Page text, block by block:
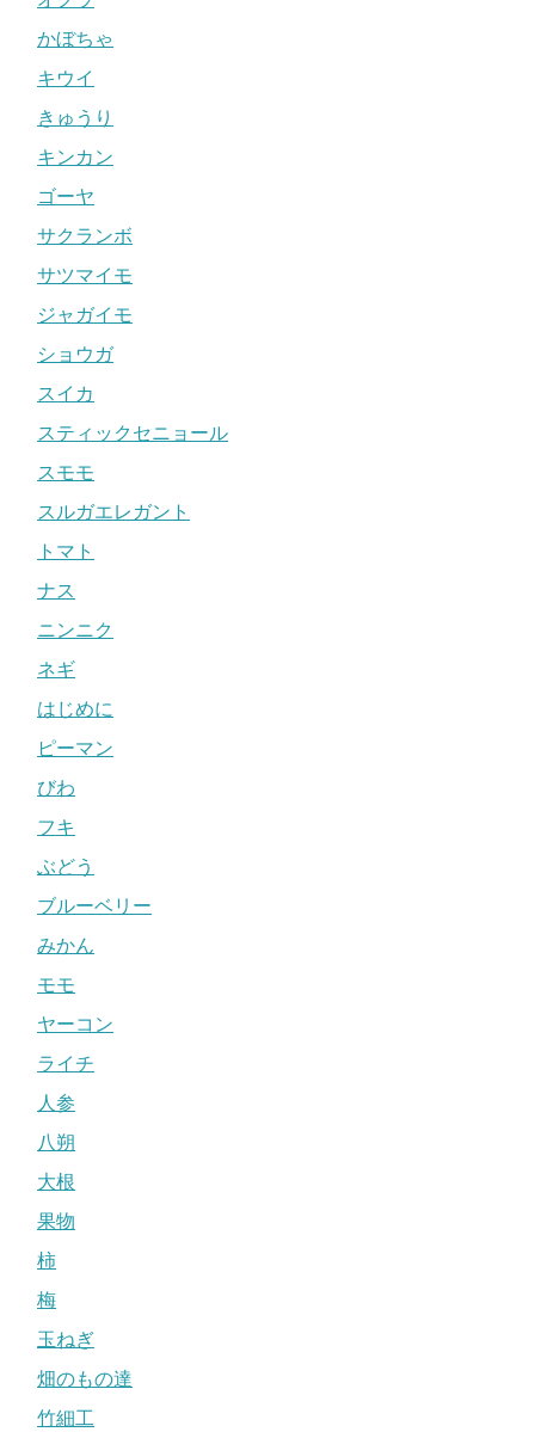
かぼちゃ
キウイ
きゅうり
キンカン
ゴーヤ
サクランボ
サツマイモ
ジャガイモ
ショウガ
スイカ
スティックセニョール
スモモ
スルガエレガント
トマト
ナス
ニンニク
ネギ
はじめに
ピーマン
びわ
フキ
ぶどう
ブルーベリー
みかん
モモ
ヤーコン
ライチ
人参
八朔
大根
果物
柿
梅
玉ねぎ
畑のもの達
竹細工